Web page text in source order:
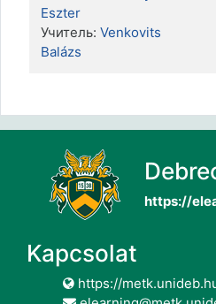
Eszter
Учитель: Venkovits
Balázs
https://
Kapcsolat
https://